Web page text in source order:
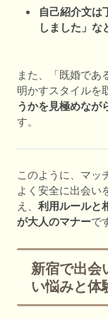
自己紹介文は
しました」な
また、「既婚であ
明かすスタイルを
うかを見極めなが
す。
このように、マッ
よく安全に出会い
え、 利用ルールと
が大人のマナーで
新宿で出会
い悩みと体